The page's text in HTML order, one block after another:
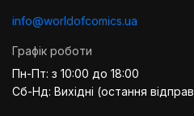
info@worldofcomics.ua
Графік роботи
Пн-Пт: з 10:00 до 18:00
Сб-Нд: Вихідні (остання